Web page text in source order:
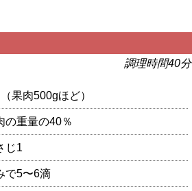
調理時間40分
果肉500gほど）
の重量の40％
じ1
で5〜6滴